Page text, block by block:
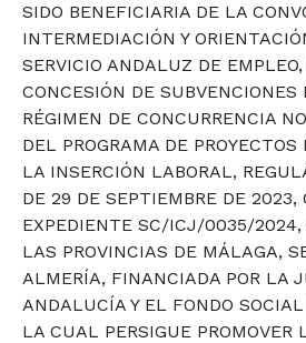
SIDO BENEFICIARIA DE LA
INTERMEDIACIÓN Y
SERVICIO ANDALUZ DE
CONCESIÓN DE SUBVENCIONES
RÉGIMEN DE CONCURRENCIA
DEL PROGRAMA DE
LA INSERCIÓN LABORAL,
DE 29 DE SEPTIEMBRE DE 2023,
EXPEDIENTE SC/ICJ/0035/2024,
LAS PROVINCIAS DE MÁLAGA,
ALMERÍA, FINANCIADA POR LA
ANDALUCÍA Y EL FONDO
LA CUAL PERSIGUE PROMOVER